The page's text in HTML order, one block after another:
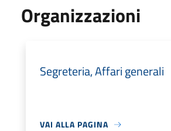
Organizzazioni
Segreteria, Affari generali
VAI ALLA PAGINA